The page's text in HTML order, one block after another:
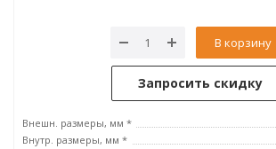
В корзину
Запросить скидку
Внешн. размеры, мм *
Внутр. размеры, мм *